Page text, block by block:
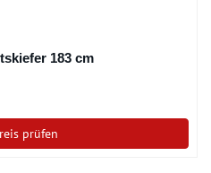
183 cm
prüfen